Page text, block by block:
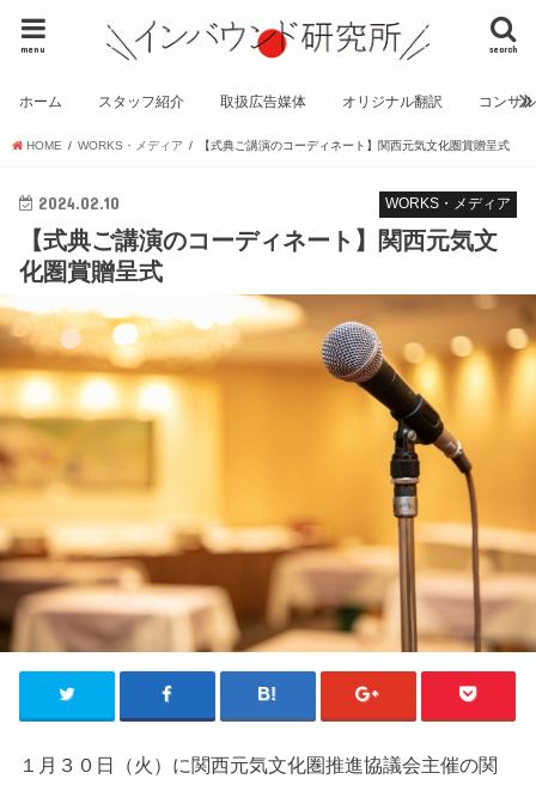
search
menu
ホーム スタッフ紹介 取扱広告媒体 オリジナル翻訳 コンサ
HOME WORKS・メディア 【式典ご講演のコーディネート】関西元気文化圏賞贈呈式
WORKS・メディア
2024.02.10
【式典ご講演のコーディネート】関西元気文
化圏賞贈呈式
１月３０日（火）に関西元気文化圏推進協議会主催の関